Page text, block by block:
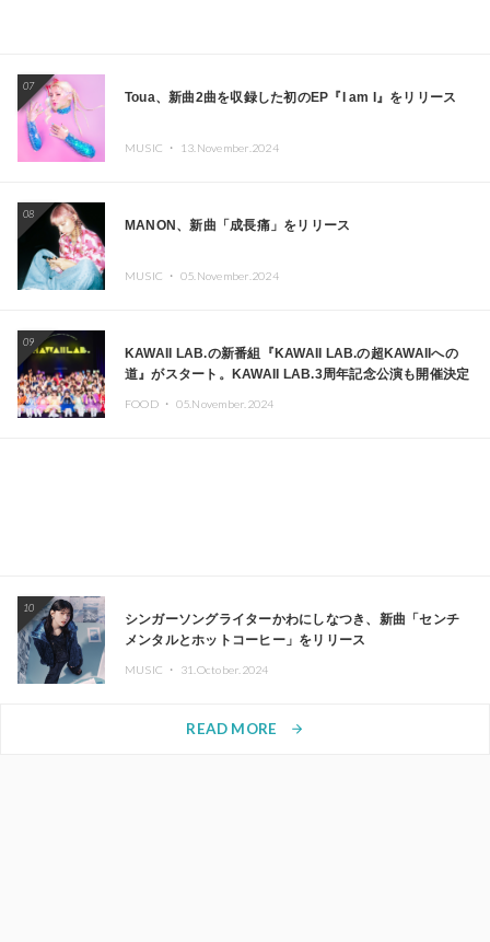
07
Toua、新曲2曲を収録した初のEP『I am I』をリリース
MUSIC ・ 13.November.2024
08
MANON、新曲「成長痛」をリリース
MUSIC ・ 05.November.2024
09
KAWAII LAB.の新番組『KAWAII LAB.の超KAWAIIへの
道』がスタート。KAWAII LAB.3周年記念公演も開催決定
FOOD ・ 05.November.2024
10
シンガーソングライターかわにしなつき、新曲「センチ
メンタルとホットコーヒー」をリリース
MUSIC ・ 31.October.2024
READ MORE arrow_forward